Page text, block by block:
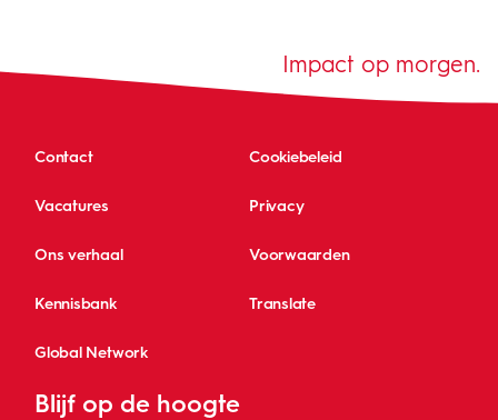
Contact Cookiebeleid
Vacatures Privacy
Ons verhaal Voorwaarden
Kennisbank Translate
Global Network
Blijf op de hoogte
Impact op morgen.